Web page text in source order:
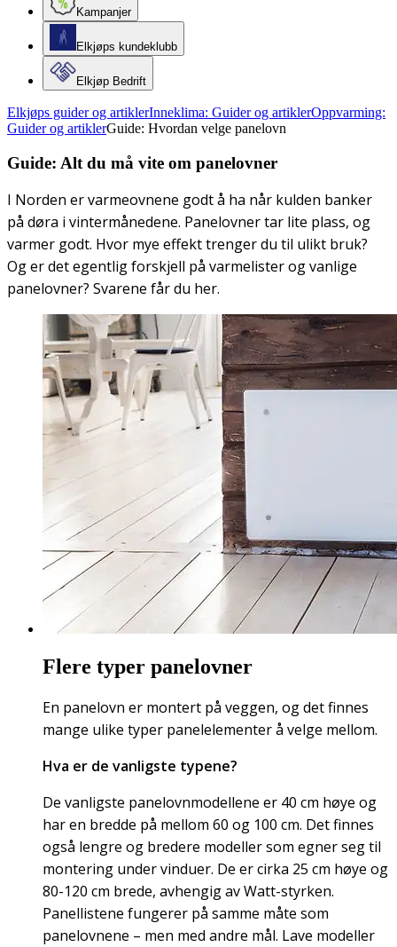
Kampanjer
Elkjøps kundeklubb
Elkjøp Bedrift
Elkjøps guider og artiklerInneklima: Guider og artiklerOppvarming:
Guider og artiklerGuide: Hvordan velge panelovn
Guide: Alt du må vite om panelovner
I Norden er varmeovnene godt å ha når kulden banker
på døra i vintermånedene. Panelovner tar lite plass, og
varmer godt. Hvor mye effekt trenger du til ulikt bruk?
Og er det egentlig forskjell på varmelister og vanlige
panelovner? Svarene får du her.
Flere typer panelovner
En panelovn er montert på veggen, og det finnes
mange ulike typer panelelementer å velge mellom.
Hva er de vanligste typene?
De vanligste panelovnmodellene er 40 cm høye og
har en bredde på mellom 60 og 100 cm. Det finnes
også lengre og bredere modeller som egner seg til
montering under vinduer. De er cirka 25 cm høye og
80-120 cm brede, avhengig av Watt-styrken.
Panellistene fungerer på samme måte som
panelovnene – men med andre mål. Lave modeller